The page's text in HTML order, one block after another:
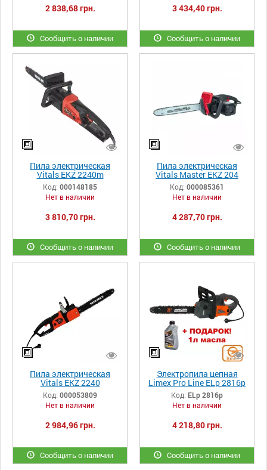
2 838,68 грн.
Сообщить о наличии
3 434,40 грн.
Сообщить о наличии
Пила электрическая
Vitals EKZ 2240m
Код: 000148185
Нет в наличии
3 810,70 грн.
Сообщить о наличии
Пила электрическая
Vitals Master EKZ 204
Black Edition
Код: 000085361
Нет в наличии
4 287,70 грн.
Сообщить о наличии
Пила электрическая
Vitals EKZ 2240
Код: 000053809
Нет в наличии
2 984,96 грн.
Сообщить о наличии
Электропила цепная
Limex Pro Line ELp 2816р
Код: ELp 2816р
Нет в наличии
4 218,80 грн.
Сообщить о наличии